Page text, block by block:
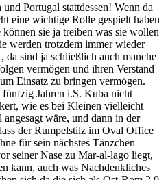
Portugal stattdessen! Wenn da
eine wichtige Rolle gespielt haben
sie ja treiben was sie wollen
werden trotzdem immer wieder
sind ja schließlich auch manche
vermögen und ihren Verstand
Einsatz zu bringen vermögen.
fünfzig Jahren i.S. Kuba nicht
wie es bei Kleinen vielleicht
angesagt wäre, und dann in der
der Rumpelstilz im Oval Office
für sein nächstes Tänzchen
seiner Nase zu Mar-al-lago liegt,
kann, auch was Nachdenkliches